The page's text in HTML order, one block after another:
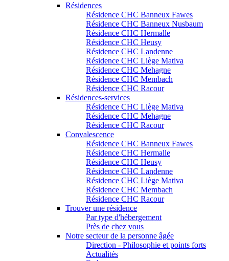
Résidences
Résidence CHC Banneux Fawes
Résidence CHC Banneux Nusbaum
Résidence CHC Hermalle
Résidence CHC Heusy
Résidence CHC Landenne
Résidence CHC Liège Mativa
Résidence CHC Mehagne
Résidence CHC Membach
Résidence CHC Racour
Résidences-services
Résidence CHC Liège Mativa
Résidence CHC Mehagne
Résidence CHC Racour
Convalescence
Résidence CHC Banneux Fawes
Résidence CHC Hermalle
Résidence CHC Heusy
Résidence CHC Landenne
Résidence CHC Liège Mativa
Résidence CHC Membach
Résidence CHC Racour
Trouver une résidence
Par type d'hébergement
Près de chez vous
Notre secteur de la personne âgée
Direction - Philosophie et points forts
Actualités